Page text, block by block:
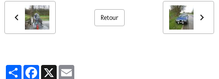
Retour
PartagerFacebook
X